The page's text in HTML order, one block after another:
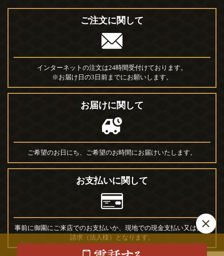
ご注文に関して
インターネットの注文は24時間受付けております。
※お届け日の3日前までにお願いします。
お届けに関して
ご希望のお日にち、ご希望のお時間にお届けいたします。
お支払いに関して
事前に御園にご来店でのお支払いか、現地での現金支払い又は後日
請求（法人様）となります。